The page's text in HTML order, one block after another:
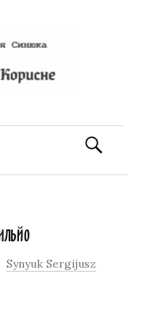
Пошук:
Synyuk Sergijusz